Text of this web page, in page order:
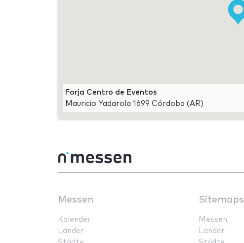
Forja Centro de Eventos
Mauricio Yadarola 1699 Córdoba (AR)
Messen
Kalender
Länder
Sitemaps
Messen
Länder